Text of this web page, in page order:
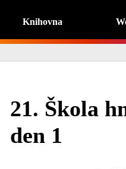
Knihovna
21. Škola
den 1